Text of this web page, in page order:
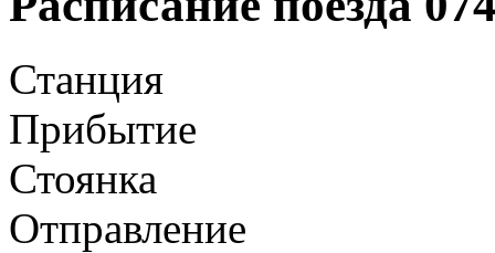
Станция
Прибытие
Стоянка
Отправление